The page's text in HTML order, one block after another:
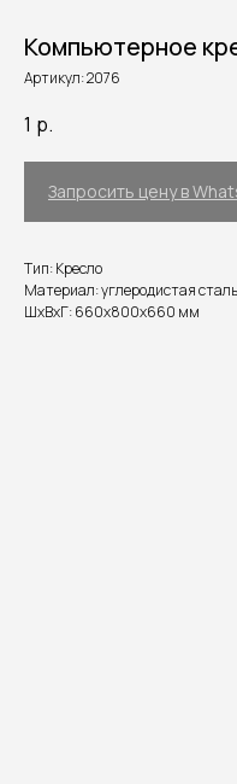
Компьютерное
Артикул:2076
1 р.
Запросить цену в
Тип: Кресло
Материал: углеродистая
ШxВxГ: 660x800x660 мм